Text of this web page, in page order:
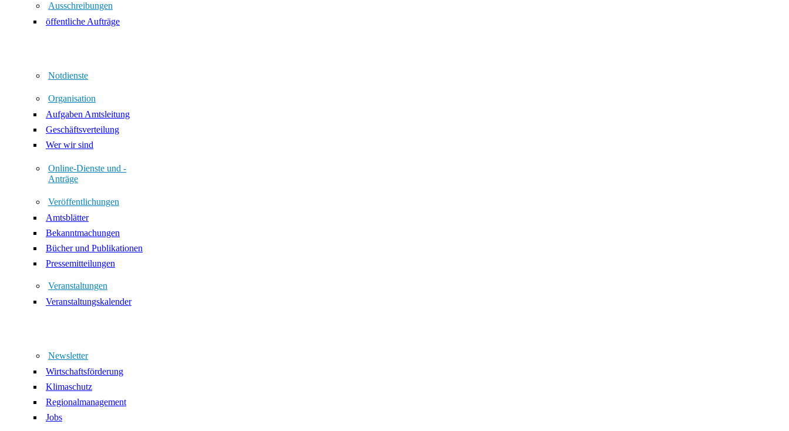
Ausschreibungen
öffentliche Aufträge
Notdienste
Organisation
Aufgaben Amtsleitung
Geschäftsverteilung
Wer wir sind
Online-Dienste und -
Anträge
Veröffentlichungen
Amtsblätter
Bekanntmachungen
Bücher und Publikationen
Pressemitteilungen
Veranstaltungen
Veranstaltungskalender
Newsletter
Wirtschaftsförderung
Klimaschutz
Regionalmanagement
Jobs